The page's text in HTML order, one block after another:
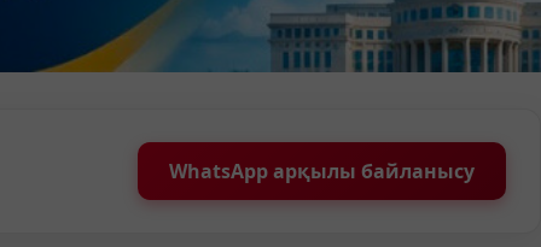
WhatsApp арқылы байланысу